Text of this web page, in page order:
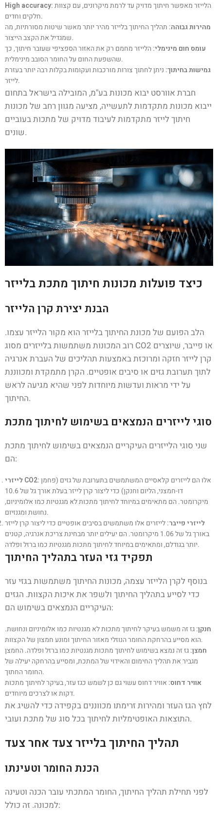
High accuracy:
חלקים וחדים.
מהירות גבוהה: תהליך החיתוך בלייזר מהיר יותר מאשר שיטות מסורתיות, מה
שמגדיל את הקצב הייצור.
עומס חום מינימלי:הלייזר מחמם רק את האזור הספציפי שעובר חיתוך, כך
שהשפעת החום על החומר הסובב מינימלית.
גמישות בחיתוך: ניתן לחתוך צורות מורכבות ועקומות בקלות רבה יותר בעזרת
לייזר.
חברת אוורסט יבוא מכונות בע"מ, המובילה בישראל בתחום
ייבוא מכונות מתקדמות לתעשייה, מציעה מגוון רחב של מכונות
חיתוך לייזר מתקדמות לעיבוד מדויק של מתכות בעוביים
שונים.
כיצד פועלות מכונות חיתוך מתכת בלייזר
הבנת יצירת קרן הלייזר
הלב הפועם של מכונת החיתוך בלייזר הוא מקור הלייזר עצמו.
רוב המכונות משתמשות בלייזרים מסוג CO2 או פייבר, שיוצרים
קרן לייזר חזקה ומרוכזת באמצעות תהליכים של העברת אנרגיה
לתוך תערובת גזים או סיבים אופטיים. הקרן מתמקדת ומכווננת
על ידי מראות ועדשות מיוחדות לפני שהיא מגיעה לראש
החיתוך.
סוגי לייזרים הנמצאים בשימוש לחיתוך מתכת
שני סוגי הלייזרים העיקריים הנמצאים בשימוש לחיתוך מתכת
הם:
לייזרי CO2:
דו-חמצני, הליום וחנקן) כדי ליצור קרן לייזר בעלת אורך גל של 10.6
מיקרומטר. הם מתאימים במיוחד לחיתוך מתכות לא מגנטיות כמו אלומיניום,
נחושת ומגנזיום.
לייזרי פייבר:לייזרים אלו משתמשים בסיבים אופטיים כדי ליצור קרן לייזר
באורך גל של 1.06 מיקרומטר. הם יעילים יותר מבחינת צריכת אנרגיה, קטנים
יותר בגודלם, ומתאימים במיוחד לחיתוך מתכות מגנטיות כמו ברזל ופלדה.
תפקיד גזי העזר בתהליך החיתוך
בנוסף לקרן הלייזר עצמה, מכונות החיתוך משתמשות בגזי עזר
כדי לסייע בתהליך החיתוך ולשפר את איכות הקצוות. הגזים
העיקריים הנמצאים בשימוש הם:
חנקן:גז זה משמש בעיקר לחיתוך מתכות לא מגנטיות כמו אלומיניום ונחושת.
הוא מסייע בהרחקת החומר הנוזלי מאזור החיתוך ומונע חמצון של הקצוות.
חמצן:גז זה נמצא בשימוש לחיתוך מתכות מגנטיות כמו ברזל ופלדה. החמצן
מגביר את תהליך החימום והאידוי של המתכת, ומסייע בהרחקה יעילה של
החומר החתוך.
אוויר דחוס: אוויר דחוס עשוי גם כן לשמש כגז עזר, בעיקר לחיתוך מתכות
דקות או לצרכים מיוחדים.
לחץ הגז העזר ומהירות זרימתו מכווננים בקפידה כדי להשיג את
התוצאות האופטימליות לחיתוך בכל סוג של מתכת ועובי.
תהליך החיתוך בלייזר צעד אחר צעד
הכנת החומר וטעינתו
לפני תחילת תהליך החיתוך, החומר המתכתי עובר הכנה וטעינה
למכונה. זה כולל: